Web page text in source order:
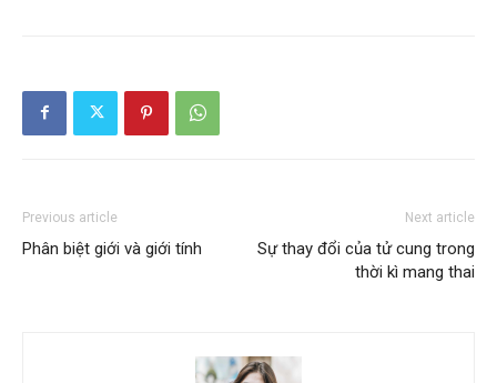
Previous article
Phân biệt giới và giới tính
Next article
Sự thay đổi của tử cung trong
thời kì mang thai